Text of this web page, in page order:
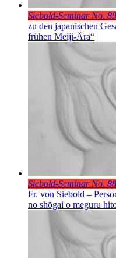
Siebold-Seminar No. 89
zu den japanischen
frühen Meiji-Ära“
Siebold-Seminar No. 88
Fr. von Siebold –
no shōgai o meguru